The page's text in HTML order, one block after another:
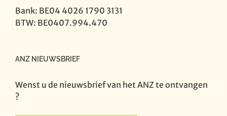
Bank: BE04 4026 1790 3131
BTW: BE0407.994.470
ANZ NIEUWSBRIEF
Wenst u de nieuwsbrief van het ANZ te ontvangen
?